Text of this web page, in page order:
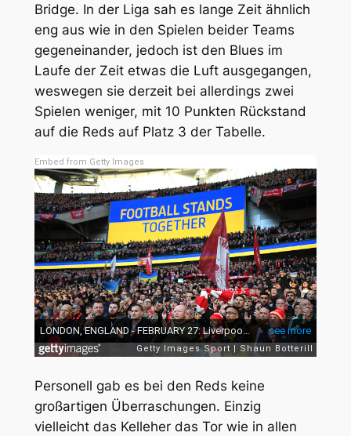
Bridge. In der Liga sah es lange Zeit ähnlich
eng aus wie in den Spielen beider Teams
gegeneinander, jedoch ist den Blues im
Laufe der Zeit etwas die Luft ausgegangen,
weswegen sie derzeit bei allerdings zwei
Spielen weniger, mit 10 Punkten Rückstand
auf die Reds auf Platz 3 der Tabelle.
Embed from Getty Images
Personell gab es bei den Reds keine
großartigen Überraschungen. Einzig
vielleicht das Kelleher das Tor wie in allen